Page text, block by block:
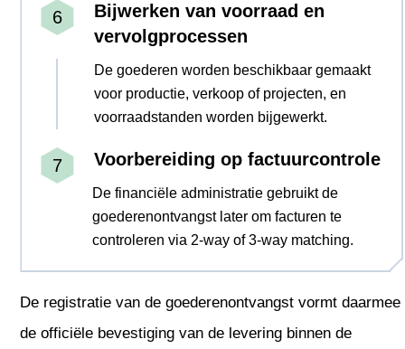
Bijwerken van voorraad en
vervolgprocessen
De goederen worden beschikbaar gemaakt
voor productie, verkoop of projecten, en
voorraadstanden worden bijgewerkt.
Voorbereiding op factuurcontrole
De financiële administratie gebruikt de
goederenontvangst later om facturen te
controleren via 2-way of 3-way matching.
De registratie van de goederenontvangst vormt daarmee
de officiële bevestiging van de levering binnen de